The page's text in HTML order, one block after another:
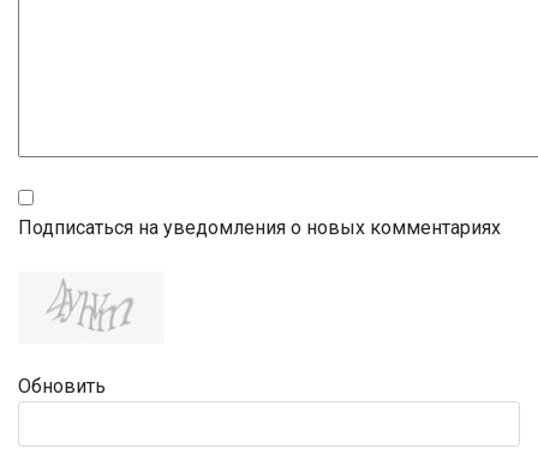
Подписаться на уведомления о новых комментариях
Обновить